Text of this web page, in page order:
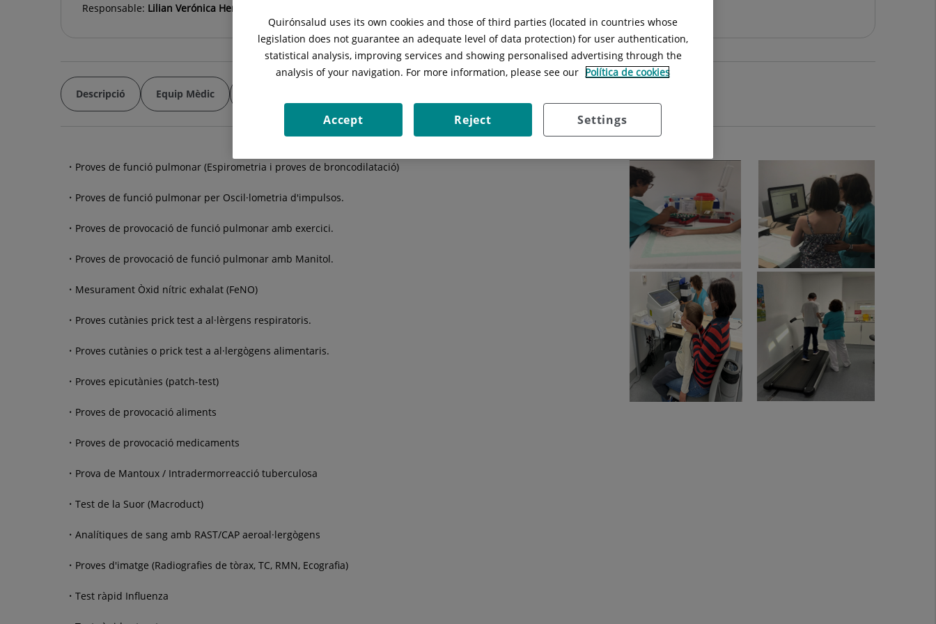
Responsable: Lilian Verónica Herrera Velasco
Descripció Equip Mèdic
Proves de funció pulmonar (Espirometria i proves de broncodilatació)
Proves de funció pulmonar per Oscil·lometria d'impulsos.
Proves de provocació de funció pulmonar amb exercici.
Proves de provocació de funció pulmonar amb Manitol.
Mesurament Òxid nítric exhalat (FeNO)
Proves cutànies prick test a al·lèrgens respiratoris.
Proves cutànies o prick test a al·lergògens alimentaris.
Proves epicutànies (patch-test)
Proves de provocació aliments
Proves de provocació medicaments
Prova de Mantoux / Intradermorreacció tuberculosa
Test de la Suor (Macroduct)
Analítiques de sang amb RAST/CAP aeroal·lergògens
Proves d'imatge (Radiografies de tòrax, TC, RMN, Ecografia)
Test ràpid Influenza
Quirónsalud uses its own cookies and those of third parties (located in countries whose
legislation does not guarantee an adequate level of data protection) for user authentication,
statistical analysis, improving services and showing personalised advertising through the
analysis of your navigation. For more information, please see our Política de cookies
Settings
Reject
Accept